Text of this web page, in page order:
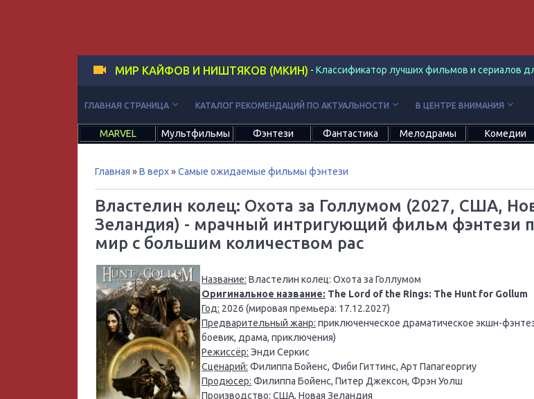
МИР КАЙФОВ И НИШТЯКОВ (МКИН) - Классификатор лучших фильмов и сериалов
ГЛАВНАЯ СТРАНИЦА keyboard_arrow_down КАТАЛОГ РЕКОМЕНДАЦИЙ ПО АКТУАЛЬНОСТИ keyboard_arrow_down В ЦЕНТРЕ ВНИМАНИЯ keyboard_arrow_down
MARVEL Мультфильмы Фэнтези Фантастика Мелодрамы Комедии
Главная »В верх»Самые ожидаемые фильмы фэнтези
Властелин колец: Охота за Голлумом (2027, США,
Зеландия) - мрачный интригующий фильм фэнтези
мир с большим количеством рас
Название: Властелин колец: Охота за Голлумом
Оригинальное название: The Lord of the Rings: The Hunt for Gollum
Год: 2026 (мировая премьера: 17.12.2027)
Предварительный жанр: приключенческое драматическое экшн-
боевик, драма, приключения)
Режиссёр: Энди Серкис
Сценарий: Филиппа Бойенс, Фиби Гиттинс, Арт Папагеоргиу
Продюсер: Филиппа Бойенс, Питер Джексон, Фрэн Уолш
Производство: США, Новая Зеландия